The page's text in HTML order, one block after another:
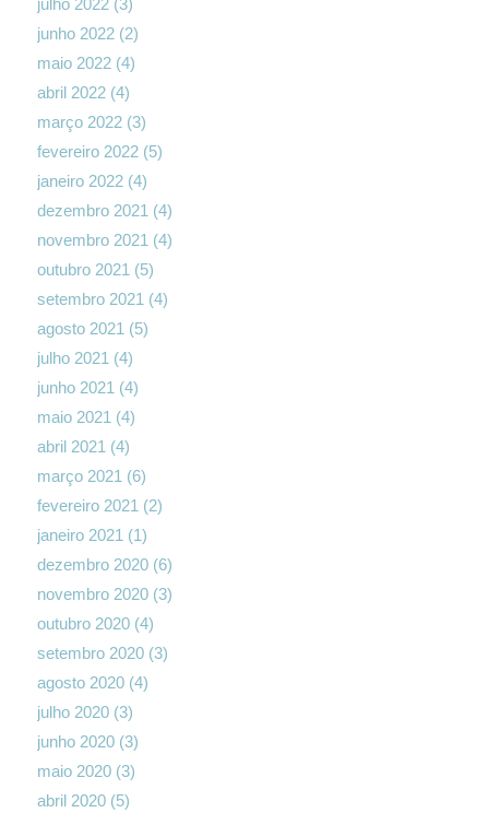
julho 2022(3)
junho 2022(2)
maio 2022(4)
abril 2022(4)
março 2022(3)
fevereiro 2022(5)
janeiro 2022(4)
dezembro 2021 (4)
novembro 2021 (4)
outubro 2021 (5)
setembro 2021 (4)
agosto 2021 (5)
julho 2021 (4)
junho 2021 (4)
maio 2021 (4)
abril 2021 (4)
março 2021 (6)
fevereiro 2021 (2)
janeiro 2021 (1)
dezembro 2020(6)
novembro 2020(3)
outubro 2020(4)
setembro 2020(3)
agosto 2020(4)
julho 2020(3)
junho 2020(3)
maio 2020(3)
abril 2020(5)